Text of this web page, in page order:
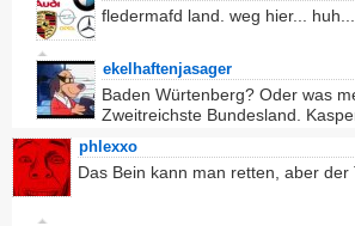
fledermafd land. weg hier...
ekelhaftenjasager
Baden Würtenberg? Oder was
Zweitreichste Bundesland.
phlexxo
Das Bein kann man retten, aber der